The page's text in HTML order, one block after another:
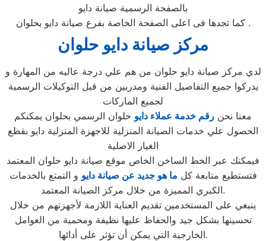
بالصفحة الرسمية صيانة دايو
كما تجدها فى اعلى الصفحة الخاصة بفرع صيانة دايو بحلوان .
مركز صيانة دايو حلوان
لدي مركز صيانة دايو حلوان من هم علي درجة عاليه من المهارة و
يدركوا جميع التفاصيل الفنية ومدربين من قبل التوكيلات الرسمية
لجميع الماركات
معنا نحن رقم خدمة عملاء دايو حلوان الرسمي بحلوان يمكنكم
الحصول علي خدمات الصيانة المنزلية للاجهزة المنزلية دايو بقطع
الغيار الاصلية
فيمكنك عبر الخط الساخن الخاص موقع صيانة دايو حلوان المعتمد
فتستطيع متابعة كل ما هو جديد عن صيانة دايو و التمتع بالخدمات
الكبري المميزة من خلال مركز الصيانة المعتمد.
ينبغي على المستخدمين تقديم العناية اللازمة لأجهزتهم من خلال
تحسينها بشكل جيد والحفاظ عليها نظيفة ومحمية من العوامل
الخارجية التي يمكن أن تؤثر على أدائها.